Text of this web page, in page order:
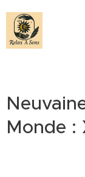
Monde :